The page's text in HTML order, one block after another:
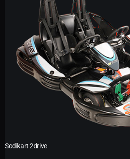
Sodikart 2drive